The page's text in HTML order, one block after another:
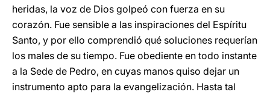
heridas, la voz de Dios golpeó con fuerza en su
corazón. Fue sensible a las inspiraciones del Espíritu
Santo, y por ello comprendió qué soluciones requerían
los males de su tiempo. Fue obediente en todo instante
a la Sede de Pedro, en cuyas manos quiso dejar un
instrumento apto para la evangelización. Hasta tal